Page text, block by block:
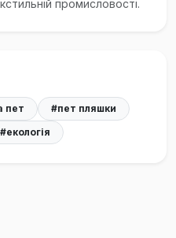
промисловості.
пет
#пет пляшки
#екологія